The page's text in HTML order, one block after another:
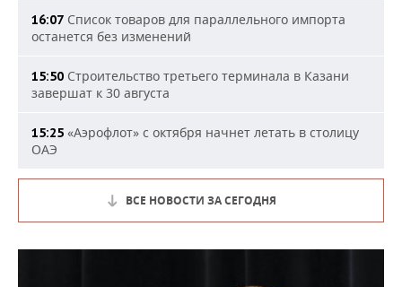
16:07 Список товаров для параллельного импорта
останется без изменений
15:50 Строительство третьего терминала в Казани
завершат к 30 августа
15:25 «Аэрофлот» с октября начнет летать в столицу
ОАЭ
ВСЕ НОВОСТИ ЗА СЕГОДНЯ